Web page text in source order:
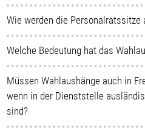
Wie werden die Personalratssitze
Welche Bedeutung hat das
Müssen Wahlaushänge auch in
wenn in der Dienststelle
sind?